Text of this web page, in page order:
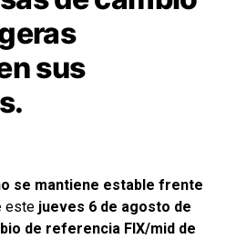
sus
se mantiene estable frente
este jueves 6 de agosto de
de referencia FIX/mid de